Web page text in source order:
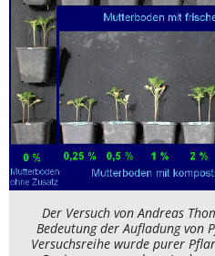
Der Versuch von Andreas
Bedeutung der Aufladung von
Versuchsreihe wurde purer